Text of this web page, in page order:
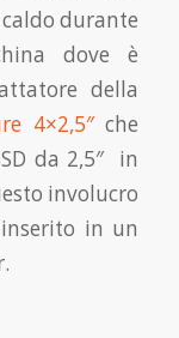
durante
dove è
della
4×2,5″che
da 2,5″ in
involucro
inserito in un